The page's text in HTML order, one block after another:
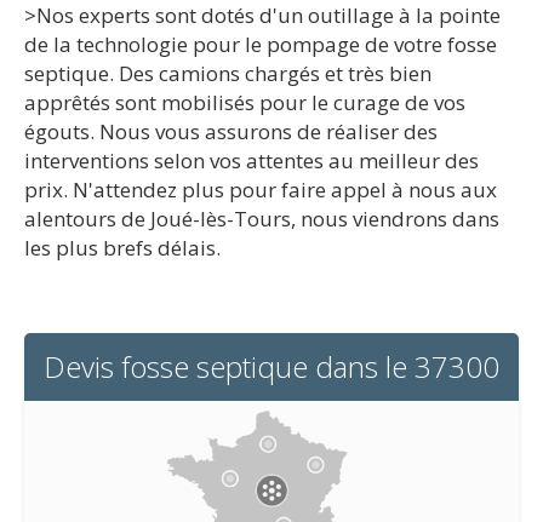
>Nos experts sont dotés d'un outillage à la pointe
de la technologie pour le pompage de votre fosse
septique. Des camions chargés et très bien
apprêtés sont mobilisés pour le curage de vos
égouts. Nous vous assurons de réaliser des
interventions selon vos attentes au meilleur des
prix. N'attendez plus pour faire appel à nous aux
alentours de Joué-lès-Tours, nous viendrons dans
les plus brefs délais.
Devis fosse septique dans le 37300